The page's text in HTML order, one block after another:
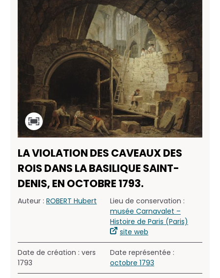
LA VIOLATION DES CAVEAUX DES
ROIS DANS LA BASILIQUE SAINT-
DENIS, EN OCTOBRE 1793.
Auteur : ROBERT Hubert
Lieu de conservation :
musée Carnavalet –
Histoire de Paris (Paris)
site web
Date de création : vers
1793
Date représentée :
octobre 1793